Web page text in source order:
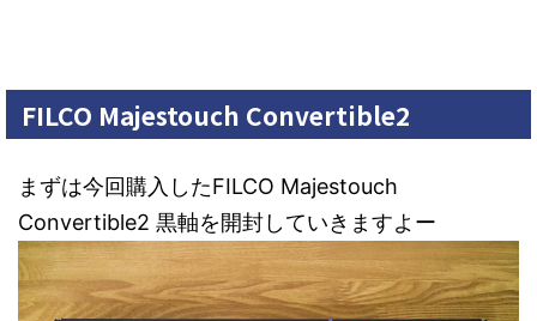
FILCO Majestouch Convertible2
まずは今回購入したFILCO Majestouch
Convertible2 黒軸を開封していきますよー